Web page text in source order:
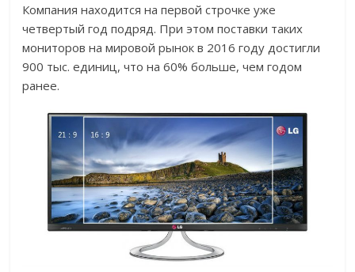
Компания находится на первой строчке уже
четвертый год подряд. При этом поставки таких
мониторов на мировой рынок в 2016 году достигли
900 тыс. единиц, что на 60% больше, чем годом
ранее.